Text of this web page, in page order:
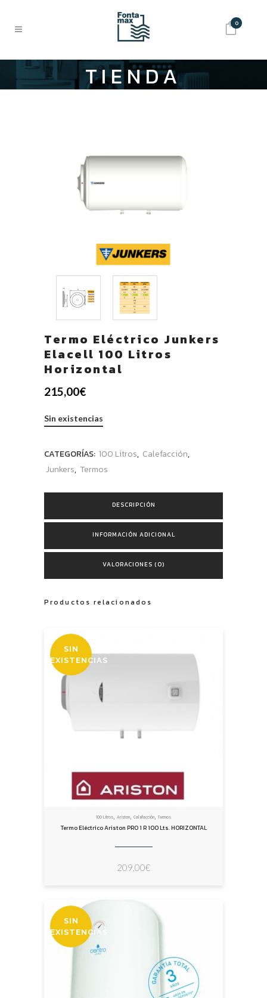
0
TIENDA
Termo Eléctrico Junkers
Elacell 100 Litros
Horizontal
215,00€
Sin existencias
CATEGORÍAS: 100 Litros, Calefacción,
Junkers, Termos
DESCRIPCIÓN
INFORMACIÓN ADICIONAL
VALORACIONES (0)
Productos relacionados
SIN
EXISTENCIAS
100 Litros, Ariston, Calefacción, Termos
Termo Eléctrico Ariston PRO 1 R 100 Lts. HORIZONTAL
209,00€
SIN
EXISTENCIAS